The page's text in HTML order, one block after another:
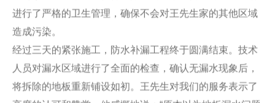
进行了严格的卫生管理，确保不会对王先生家的其他区域
造成污染。
经过三天的紧张施工，防水补漏工程终于圆满结束。技术
人员对漏水区域进行了全面的检查，确认无漏水现象后，
将拆除的地板重新铺设如初。王先生对我们的服务表示了